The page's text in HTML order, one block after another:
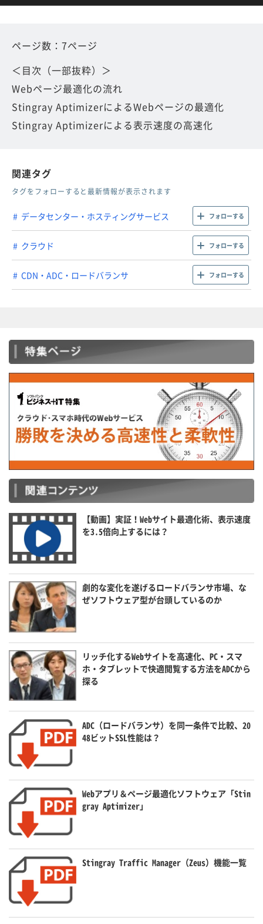
ページ数：7ページ
＜目次（一部抜粋）＞
Webページ最適化の流れ
Stingray AptimizerによるWebページの最適化
Stingray Aptimizerによる表示速度の高速化
関連タグ
タグをフォローすると最新情報が表示されます
データセンター・ホスティングサービス フォローする
クラウド フォローする
CDN・ADC・ロードバランサ フォローする
【動画】実証！Webサイト最適化術、表示速度
を3.5倍向上するには？
劇的な変化を遂げるロードバランサ市場、な
ぜソフトウェア型が台頭しているのか
リッチ化するWebサイトを高速化、PC・スマ
ホ・タブレットで快適閲覧する方法をADCから
探る
ADC（ロードバランサ）を同一条件で比較、20
48ビットSSL性能は？
Webアプリ＆ページ最適化ソフトウェア「Stin
gray Aptimizer」
Stingray Traffic Manager（Zeus）機能一覧